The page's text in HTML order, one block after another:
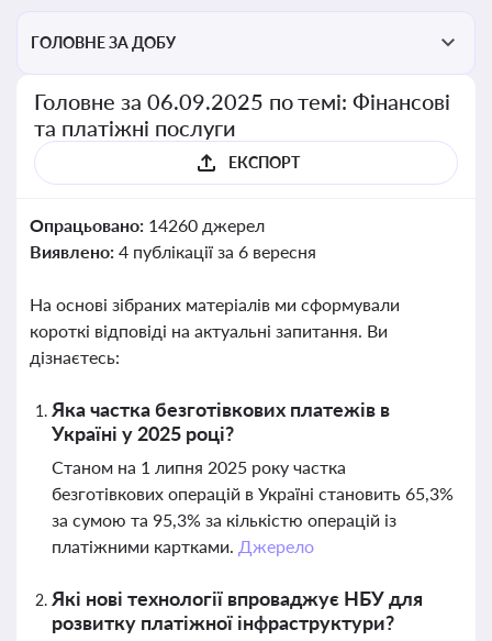
ГОЛОВНЕ ЗА ДОБУ
Головне за 06.09.2025 по темі: Фінансові
та платіжні послуги
ЕКСПОРТ
Опрацьовано: 14260 джерел
Виявлено: 4 публікації за 6 вересня
На основі зібраних матеріалів ми сформували
короткі відповіді на актуальні запитання. Ви
дізнаєтесь:
Яка частка безготівкових платежів в
Україні у 2025 році?
Станом на 1 липня 2025 року частка
безготівкових операцій в Україні становить 65,3%
за сумою та 95,3% за кількістю операцій із
платіжними картками. Джерело
Які нові технології впроваджує НБУ для
розвитку платіжної інфраструктури?